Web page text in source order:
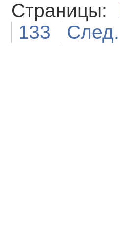
Страницы:
133
След.